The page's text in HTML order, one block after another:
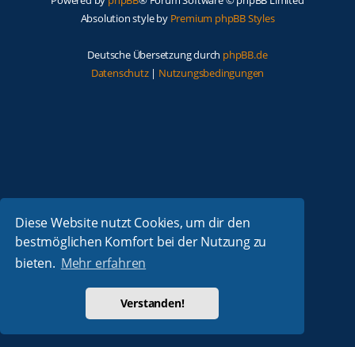
Diese Website nutzt Cookies, um dir den
bestmöglichen Komfort bei der Nutzung zu
bieten. Mehr erfahren
Verstanden!
Absolution style by Premium phpBB Styles
Deutsche Übersetzung durch phpBB.de
Datenschutz| Nutzungsbedingungen